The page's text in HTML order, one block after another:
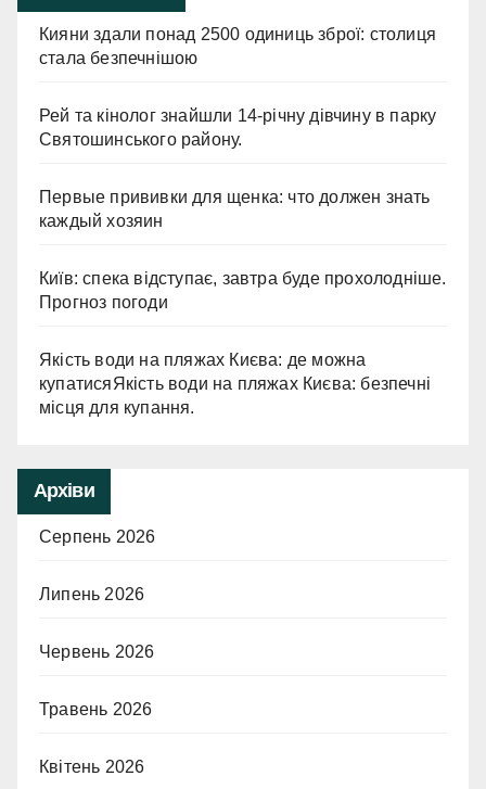
Кияни здали понад 2500 одиниць зброї: столиця
стала безпечнішою
Рей та кінолог знайшли 14-річну дівчину в парку
Святошинського району.
Первые прививки для щенка: что должен знать
каждый хозяин
Київ: спека відступає, завтра буде прохолодніше.
Прогноз погоди
Якість води на пляжах Києва: де можна
купатисяЯкість води на пляжах Києва: безпечні
місця для купання.
Архіви
Серпень 2026
Липень 2026
Червень 2026
Травень 2026
Квітень 2026